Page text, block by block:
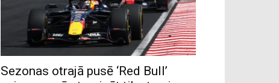
Sezonas otrajā pusē ‘Red Bull’